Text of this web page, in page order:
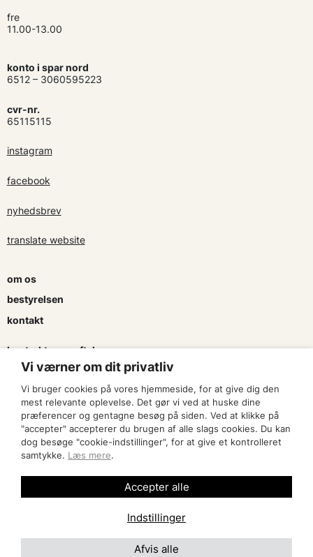
fre
11.00-13.00
konto i spar nord
6512 – 3060595223
cvr-nr.
65115115
instagram
facebook
nyhedsbrev
translate website
om os
bestyrelsen
kontakt
kontrakter og aftaler
søg tilskud
presse & logo
bliv medlem
Vi værner om dit privatliv
Vi bruger cookies på vores hjemmeside, for at give dig den
mest relevante oplevelse. Det gør vi ved at huske dine
præferencer og gentagne besøg på siden. Ved at klikke på
"accepter" accepterer du brugen af alle slags cookies. Du kan
dog besøge "cookie-indstillinger", for at give et kontrolleret
samtykke. Læs mere.
Indstillinger
Afvis alle
Accepter alle